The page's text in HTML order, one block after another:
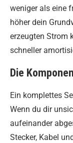
weniger als eine
höher dein
erzeugten Strom
schneller
Die
Ein komplettes
Wenn du dir
aufeinander
Stecker, Kabel